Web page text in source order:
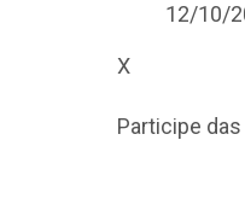
12/10/
X
Participe